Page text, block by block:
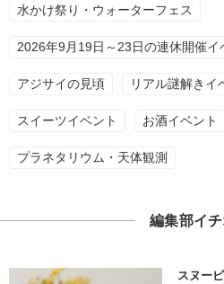
水かけ祭り・ウォーターフェス
2026年9月19日～23日の連休開催イ
アジサイの見頃 リアル謎解きイ
スイーツイベント お酒イベント
プラネタリウム・天体観測
編集部イ
スヌー